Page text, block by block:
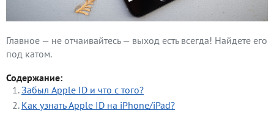
Главное — не отчаивайтесь — выход есть всегда! Найдете его
под катом.
Содержание:
Забыл Apple ID и что с того?
Как узнать Apple ID на iPhone/iPad?